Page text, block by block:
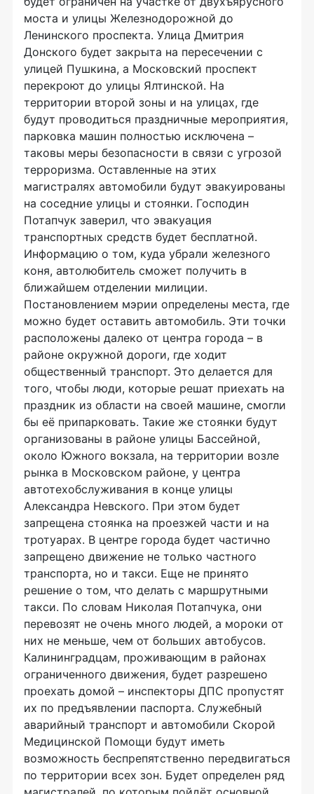
моста и улицы Железнодорожной до
Ленинского проспекта. Улица Дмитрия
Донского будет закрыта на пересечении с
улицей Пушкина, а Московский проспект
перекроют до улицы Ялтинской. На
территории второй зоны и на улицах, где
будут проводиться праздничные мероприятия,
парковка машин полностью исключена –
таковы меры безопасности в связи с угрозой
терроризма. Оставленные на этих
магистралях автомобили будут эвакуированы
на соседние улицы и стоянки. Господин
Потапчук заверил, что эвакуация
транспортных средств будет бесплатной.
Информацию о том, куда убрали железного
коня, автолюбитель сможет получить в
ближайшем отделении милиции.
Постановлением мэрии определены места, где
можно будет оставить автомобиль. Эти точки
расположены далеко от центра города – в
районе окружной дороги, где ходит
общественный транспорт. Это делается для
того, чтобы люди, которые решат приехать на
праздник из области на своей машине, смогли
бы её припарковать. Такие же стоянки будут
организованы в районе улицы Бассейной,
около Южного вокзала, на территории возле
рынка в Московском районе, у центра
автотехобслуживания в конце улицы
Александра Невского. При этом будет
запрещена стоянка на проезжей части и на
тротуарах. В центре города будет частично
запрещено движение не только частного
транспорта, но и такси. Еще не принято
решение о том, что делать с маршрутными
такси. По словам Николая Потапчука, они
перевозят не очень много людей, а мороки от
них не меньше, чем от больших автобусов.
Калининградцам, проживающим в районах
ограниченного движения, будет разрешено
проехать домой – инспекторы ДПС пропустят
их по предъявлении паспорта. Служебный
аварийный транспорт и автомобили Скорой
Медицинской Помощи будут иметь
возможность беспрепятственно передвигаться
по территории всех зон. Будет определен ряд